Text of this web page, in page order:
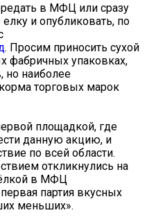
в МФЦ или сразу
и опубликовать, по
. Просим приносить сухой
фабричных упаковках,
но наиболее
торговых марок
площадкой, где
данную акцию, и
по всей области.
откликнулись на
в МФЦ
партия вкусных
меньших».